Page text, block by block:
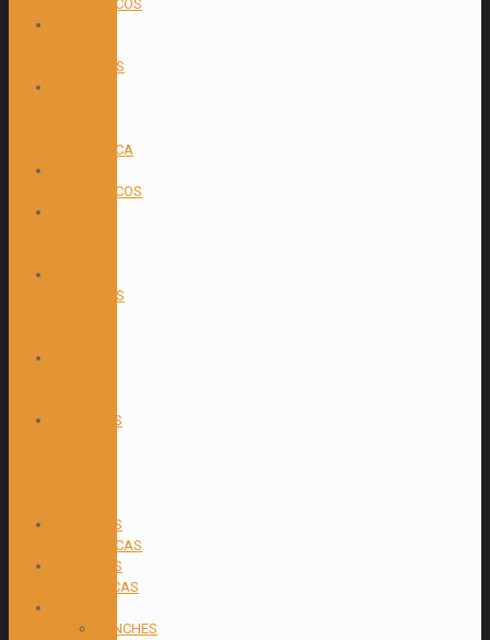
HIDRAULICOS
PLASTICOS
HIDRAULICA
HIDRAULICOS
PLASTICOS
VALVULAS
VALVULAS
HIDRAULICAS
VÁLVULAS
NEUMÁTICAS
WINCHES